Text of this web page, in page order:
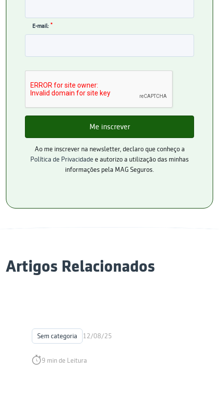
E-mail: *
Ao me inscrever na newsletter, declaro que conheço a
Política de Privacidade e autorizo a utilização das minhas
informações pela MAG Seguros.
Artigos Relacionados
Sem categoria 12/08/25
9 min de Leitura